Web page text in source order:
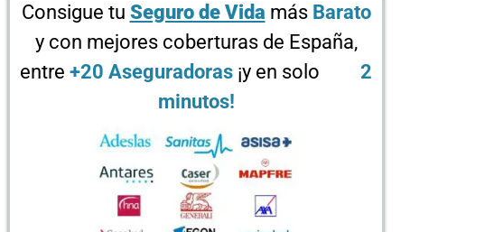
Consigue tu Seguro de Vida más Barato
y con mejores coberturas de España,
entre +20 Aseguradoras ¡y en solo 2
minutos!